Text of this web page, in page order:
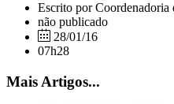
Escrito por Coordenadoria
não publicado
28/01/16
07h28
Mais Artigos...